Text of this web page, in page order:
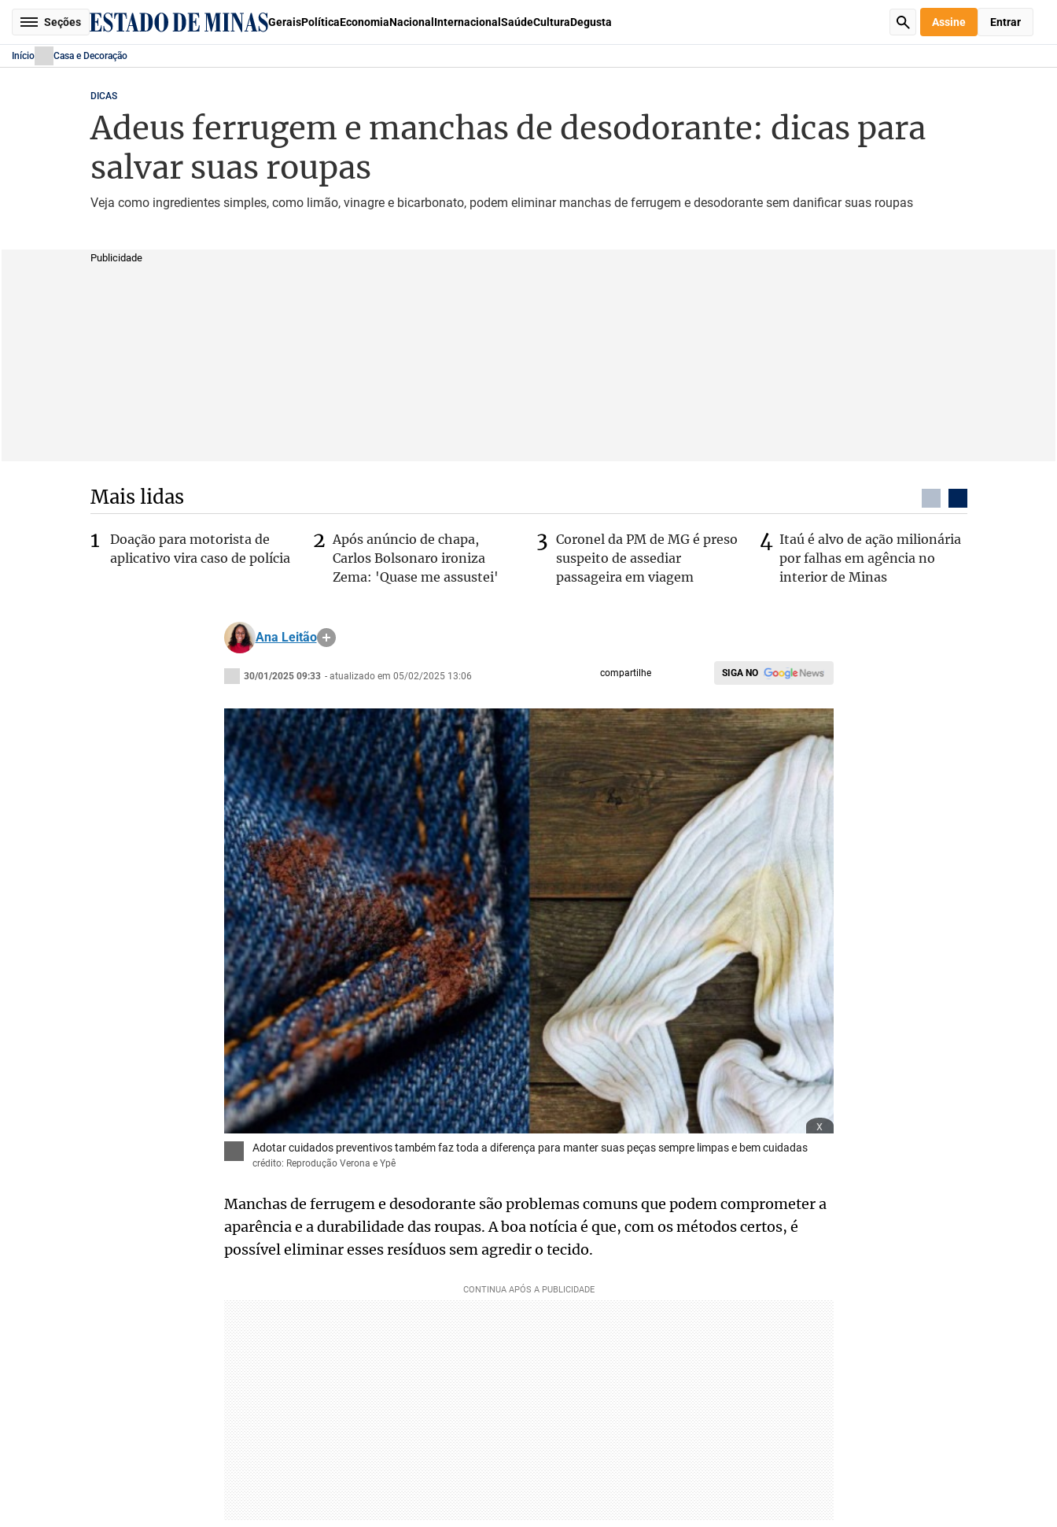
Seções GeraisPolíticaEconomiaNacional Internacional SaúdeCulturaDegusta Assine Entrar
Início Casa e Decoração
DICAS
Adeus ferrugem e manchas de desodorante: dicas para
salvar suas roupas
Veja como ingredientes simples, como limão, vinagre e bicarbonato, podem eliminar manchas de ferrugem e desodorante sem danificar suas roupas
Publicidade
Mais lidas
Doação para motorista de
aplicativo vira caso de polícia
Após anúncio de chapa,
Carlos Bolsonaro ironiza
Zema: 'Quase me assustei'
Coronel da PM de MG é preso
suspeito de assediar
passageira em viagem
Itaú é alvo de ação milionária
por falhas em agência no
interior de Minas
Ana Leitão
30/01/2025 09:33 - atualizado em 05/02/2025 13:06 compartilhe SIGA NO
x
Adotar cuidados preventivos também faz toda a diferença para manter suas peças sempre limpas e bem cuidadas
crédito: Reprodução Verona e Ypê
Manchas de ferrugem e desodorante são problemas comuns que podem comprometer a
aparência e a durabilidade das roupas. A boa notícia é que, com os métodos certos, é
possível eliminar esses resíduos sem agredir o tecido.